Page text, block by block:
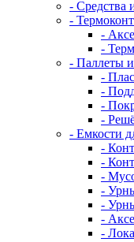
- Средства
-
-
-
- Паллеты
-
-
-
-
- Емкости
-
-
-
-
-
-
-